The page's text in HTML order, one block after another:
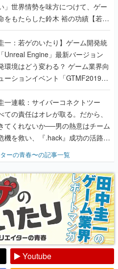
」世界情勢を味方につけて、ゲー
をもたらした鈴木 裕の功績【若ゲ
】
一：若ゲのいたり】ゲーム開発統
Unreal Engine」最新バージョン
環境はどう変わる？ ゲーム業界向
ーションイベント「GTMF2019」
、より理解を深めよう【PR】
一連載：サイバーコネクトツー
ての責任はオレが取る。だから、
てくれないか──男の熱意はチーム
機を救い、『.hack』成功の活路を
ャンプ』色だった【若ゲのいた
ーの青春〜の記事一覧
Youtube